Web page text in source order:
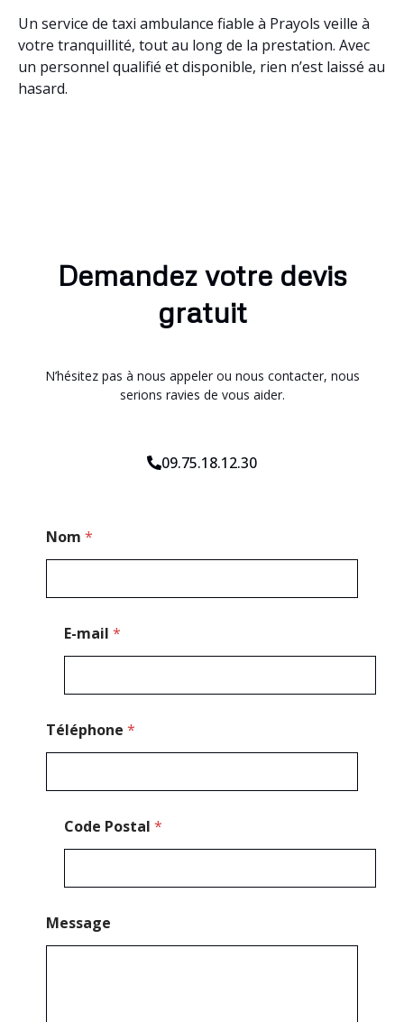
Un service de taxi ambulance fiable à Prayols veille à
votre tranquillité, tout au long de la prestation. Avec
un personnel qualifié et disponible, rien n’est laissé au
hasard.
Demandez votre devis
gratuit
N’hésitez pas à nous appeler ou nous contacter, nous
serions ravies de vous aider.
09.75.18.12.30
Nom *
a
l
E-mail *
Téléphone *
Code Postal *
Message